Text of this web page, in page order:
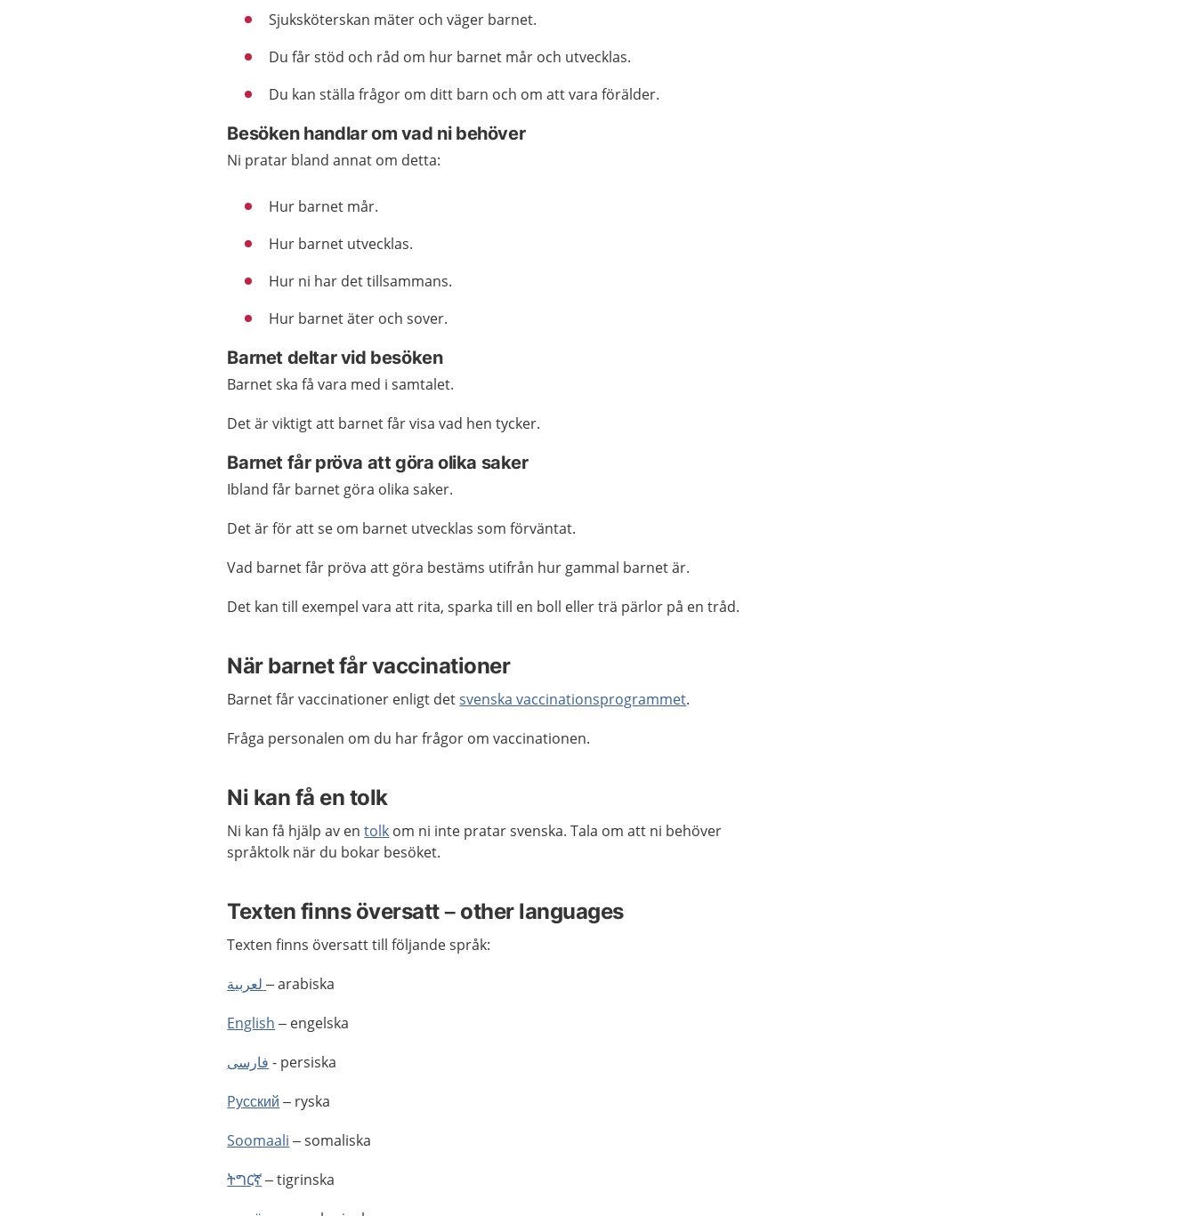
Sjuksköterskan mäter och väger barnet.
Du får stöd och råd om hur barnet mår och utvecklas.
Du kan ställa frågor om ditt barn och om att vara förälder.
Besöken handlar om vad ni behöver
Ni pratar bland annat om detta:
Hur barnet mår.
Hur barnet utvecklas.
Hur ni har det tillsammans.
Hur barnet äter och sover.
Barnet deltar vid besöken
Barnet ska få vara med i samtalet.
Det är viktigt att barnet får visa vad hen tycker.
Barnet får pröva att göra olika saker
Ibland får barnet göra olika saker.
Det är för att se om barnet utvecklas som förväntat.
Vad barnet får pröva att göra bestäms utifrån hur gammal barnet är.
Det kan till exempel vara att rita, sparka till en boll eller trä pärlor på en tråd.
När barnet får vaccinationer
Barnet får vaccinationer enligt detsvenska vaccinationsprogrammet.
Fråga personalen om du har frågor om vaccinationen.
Ni kan få en tolk
Ni kan få hjälp av entolk om ni inte pratar svenska. Tala om att ni behöver
språktolk när du bokar besöket.
Texten finns översatt – other languages
Texten finns översatt till följande språk:
لعربية– arabiska
English – engelska
فارسى - persiska
Pусский – ryska
Soomaali – somaliska
ትግርኛ– tigrinska